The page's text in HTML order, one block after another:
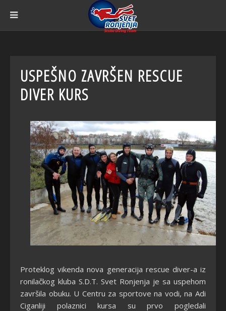
USPEŠNO ZAVRŠEN RESCUE
DIVER KURS
Proteklog vikenda nova generacija rescue diver-a iz
ronilačkog kluba S.D.T. Svet Ronjenja je sa uspehom
završila obuku. U Centru za sportove na vodi, na Adi
Ciganliji polaznici kursa su prvo pogledali